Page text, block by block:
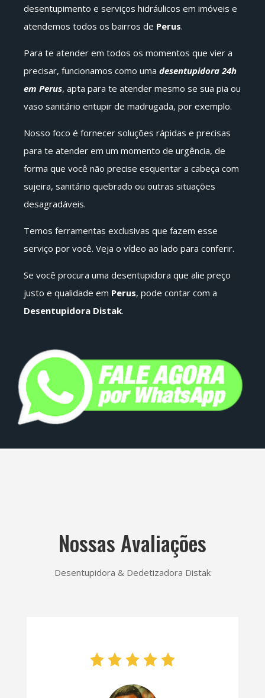
desentupimento e serviços hidráulicos em imóveis e
atendemos todos os bairros de Perus.
Para te atender em todos os momentos que vier a
precisar, funcionamos como uma desentupidora 24h
em Perus, apta para te atender mesmo se sua pia ou
vaso sanitário entupir de madrugada, por exemplo.
Nosso foco é fornecer soluções rápidas e precisas
para te atender em um momento de urgência, de
forma que você não precise esquentar a cabeça com
sujeira, sanitário quebrado ou outras situações
desagradáveis.
Temos ferramentas exclusivas que fazem esse
serviço por você. Veja o vídeo ao lado para conferir.
Se você procura uma desentupidora que alie preço
justo e qualidade em Perus, pode contar com a
Desentupidora Distak.
Nossas Avaliações
Desentupidora & Dedetizadora Distak